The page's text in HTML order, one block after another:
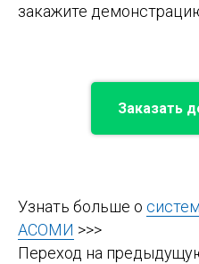
закажите
Заказать
Узнать больше о
АСОМИ >>>
Переход на